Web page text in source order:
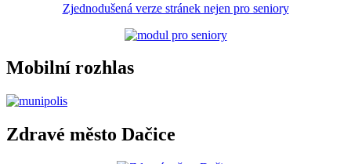
Zjednodušená verze stránek nejen pro seniory
Mobilní rozhlas
Zdravé město Dačice